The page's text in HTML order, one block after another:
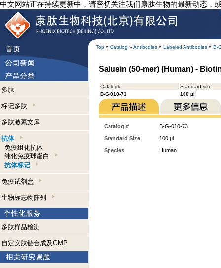
中文网站正在持续更新中，请密切关注我们康肽生物的最新动态，
Top » Catalog » Antibodies » Labeled Antibodies » B-
多肽
标记多肽
多肽激素文库
抗体
免疫组化抗体
纯化免疫球蛋白
抗体标记
免疫试剂盒
生物标志物阵列
多肽样品检测
自定义肽链合成及GMP
Salusin (50-mer) (Human) -
Catalog#
Standard size
B-G-010-73
100 µl
Catalog #
B-G-010-73
Standard Size
100 µl
Species
Human